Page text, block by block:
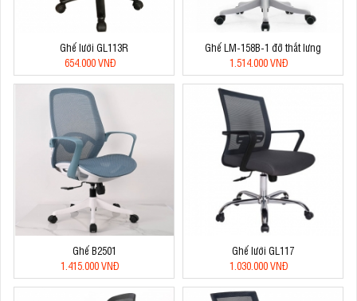
Ghế lưới GL113R
654.000 VNĐ
Ghế LM-158B-1 đỡ thắt lưng
1.514.000 VNĐ
Ghế B2501
1.415.000 VNĐ
Ghế lưới GL117
1.030.000 VNĐ